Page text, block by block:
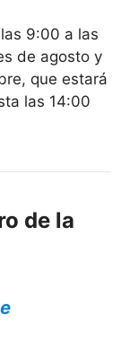
9:00 a las
de agosto y
que estará
las 14:00
de la